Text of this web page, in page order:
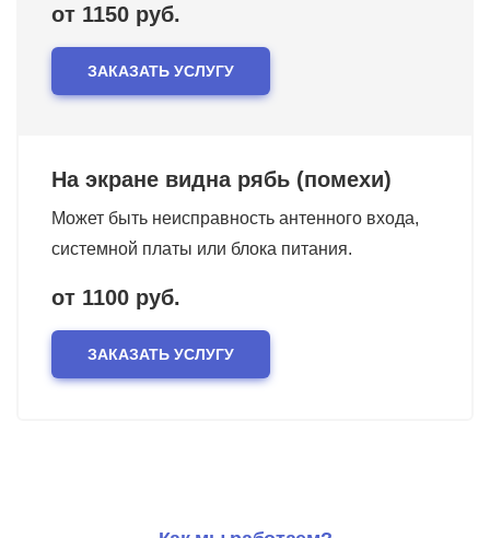
от 1150 руб.
ЗАКАЗАТЬ УСЛУГУ
На экране видна рябь (помехи)
Может быть неисправность антенного входа,
системной платы или блока питания.
от 1100 руб.
ЗАКАЗАТЬ УСЛУГУ